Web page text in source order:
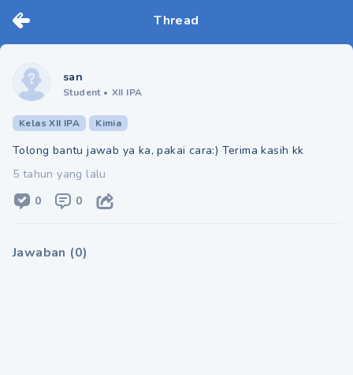
Thread
san
Student • XII IPA
Kelas XII IPA Kimia
Tolong bantu jawab ya ka, pakai cara:) Terima kasih kk
5 tahun yang lalu
0
0
Jawaban (0)